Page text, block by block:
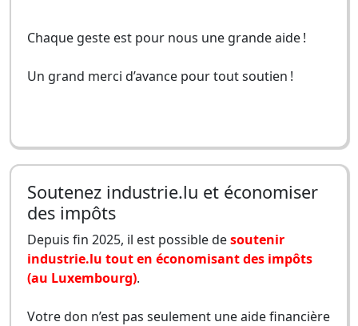
Chaque geste est pour nous une grande aide !
Un grand merci d’avance pour tout soutien !
Soutenez industrie.lu et économiser
des impôts
Depuis fin 2025, il est possible desoutenir
industrie.lu tout en économisant des impôts
(au Luxembourg).
Votre don n’est pas seulement une aide financière